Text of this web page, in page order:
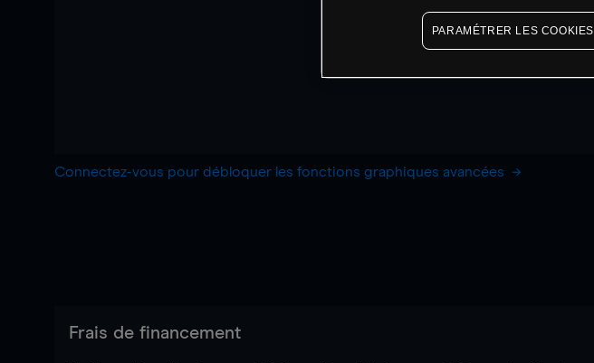
Connectez-vous pour débloquer les fonctions graphiques avancées
Frais de financement
PARAMÉTRER LES COOKIES